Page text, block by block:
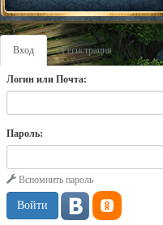
Вход Регистрация
Логин или Почта:
Пароль:
Вспомнить пароль